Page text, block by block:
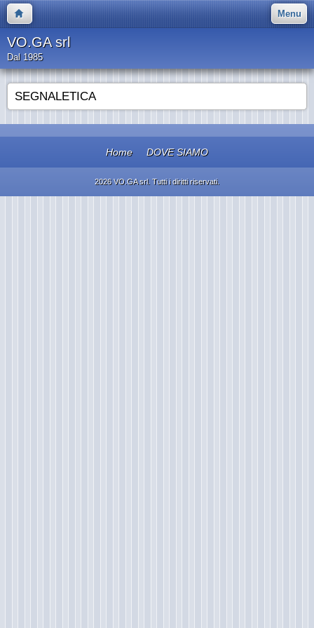
Menu
VO.GA srl
Dal 1985
SEGNALETICA
Home DOVE SIAMO
2026 VO.GA srl. Tutti i diritti riservati.